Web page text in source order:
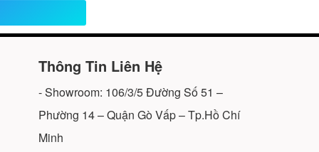
Thông Tin Liên Hệ
- Showroom: 106/3/5 Đường Số 51 –
Phường 14 – Quận Gò Vấp – Tp.Hồ Chí
Minh